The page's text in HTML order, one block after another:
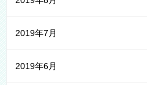
2019年7月
2019年6月